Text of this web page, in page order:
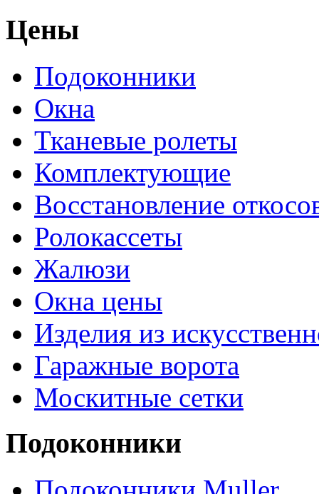
Цены
Подоконники
Окна
Тканевые ролеты
Комплектующие
Восстановление
Ролокассеты
Жалюзи
Окна цены
Изделия из
Гаражные ворота
Москитные сетки
Подоконники